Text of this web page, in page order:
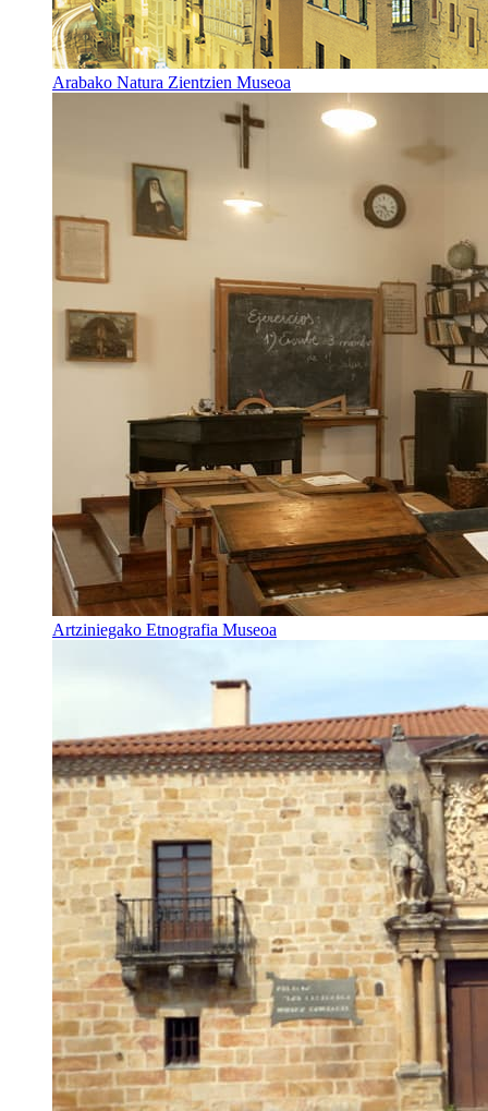
Arabako Natura Zientzien Museoa
Artziniegako Etnografia Museoa